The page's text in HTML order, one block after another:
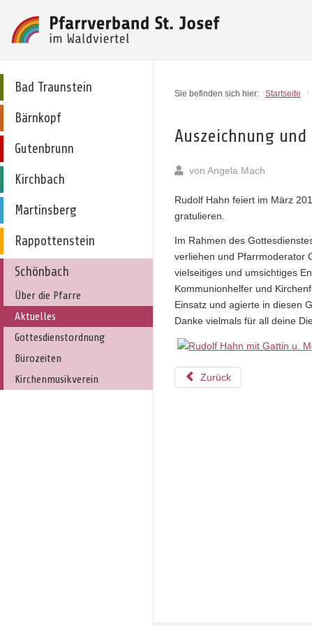
Bad Traunstein
Bärnkopf
Gutenbrunn
Kirchbach
Martinsberg
Rappottenstein
Schönbach
Über die Pfarre
Aktuelles
Gottesdienstordnung
Bürozeiten
Kirchenmusikverein
Sie befinden sich hier: Startseite /
Auszeichnung
von Angela Mach
Rudolf Hahn feiert im März
gratulieren.
Im Rahmen des
verliehen und Pfarrmoderator
vielseitiges und umsichtiges
Kommunionhelfer und
Einsatz und agierte in diesen
Danke vielmals für all deine
Zurück